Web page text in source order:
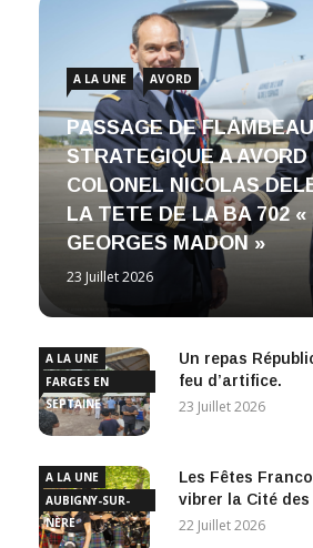
A LA UNE AVORD
PASSAGE DE FLAMBEAU
STRATEGIQUE A AVORD
COLONEL NICOLAS
LA TETE DE LA BA 702 «
GEORGES MADON »
23 Juillet 2026
A LA UNE
FARGES EN
SEPTAINE
Un repas
feu d’artifice.
23 Juillet 2026
A LA UNE
AUBIGNY-SUR-
NÈRE
Les Fêtes
vibrer la Cité
22 Juillet 2026